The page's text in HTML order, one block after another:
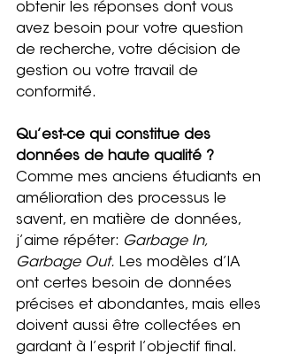
obtenir les réponses dont vous
avez besoin pour votre question
de recherche, votre décision de
gestion ou votre travail de
conformité.
Qu’est-ce qui constitue des
données de haute qualité ?
Comme mes anciens étudiants en
amélioration des processus le
savent, en matière de données,
j’aime répéter: Garbage In,
Garbage Out. Les modèles d’IA
ont certes besoin de données
précises et abondantes, mais elles
doivent aussi être collectées en
gardant à l’esprit l’objectif final.